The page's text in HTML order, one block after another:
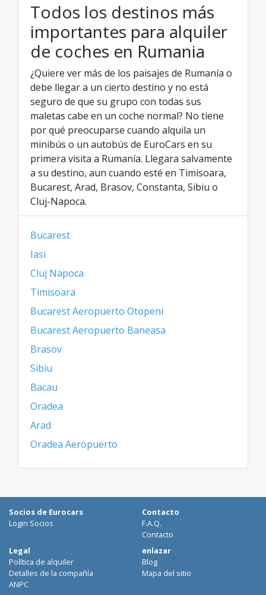
Todos los destinos más
importantes para alquiler
de coches en Rumania
¿Quiere ver más de los paisajes de Rumanía o
debe llegar a un cierto destino y no está
seguro de que su grupo con todas sus
maletas cabe en un coche normal? No tiene
por qué preocuparse cuando alquila un
minibús o un autobús de EuroCars en su
primera visita a Rumanía. Llegara salvamente
a su destino, aun cuando esté en Timisoara,
Bucarest, Arad, Brasov, Constanta, Sibiu o
Cluj-Napoca.
Bucarest
Iasi
Cluj Napoca
Timisoara
Bucarest Aeropuerto Otopeni
Bucarest Aeropuerto Baneasa
Brasov
Sibiu
Bacau
Oradea
Arad
Oradea Aeropuerto
Socios de Eurocars
Login Socios
Contacto
F.A.Q.
Contacto
Legal
Política de alquiler
Detalles de la compañía
ANPC
enlazar
Blog
Mapa del sitio